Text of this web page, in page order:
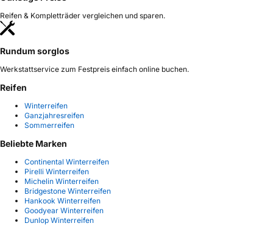
Reifen & Kompletträder vergleichen und sparen.
Rundum sorglos
Werkstattservice zum Festpreis einfach online buchen.
Reifen
Winterreifen
Ganzjahresreifen
Sommerreifen
Beliebte Marken
Continental Winterreifen
Pirelli Winterreifen
Michelin Winterreifen
Bridgestone Winterreifen
Hankook Winterreifen
Goodyear Winterreifen
Dunlop Winterreifen